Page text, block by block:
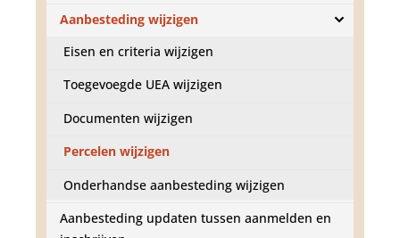
Aanbesteding wijzigen
Eisen en criteria wijzigen
Toegevoegde UEA wijzigen
Documenten wijzigen
Percelen wijzigen
Onderhandse aanbesteding wijzigen
Aanbesteding updaten tussen aanmelden en